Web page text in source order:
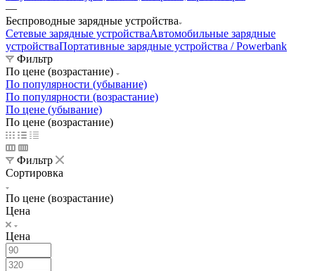
—
Беспроводные зарядные устройства
Сетевые зарядные устройстваАвтомобильные зарядные
устройстваПортативные зарядные устройства / Powerbank
Фильтр
По цене (возрастание)
По популярности (убывание)
По популярности (возрастание)
По цене (убывание)
По цене (возрастание)
Фильтр
Сортировка
По цене (возрастание)
Цена
Цена